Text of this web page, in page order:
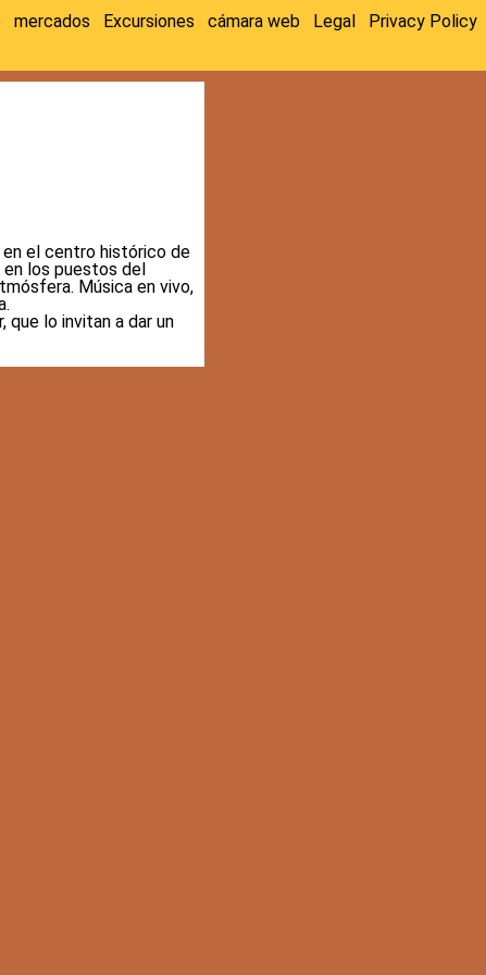
mercados Excursiones cámara web Legal Privacy Policy
el centro histórico de
en los puestos del
Música en vivo,
que lo invitan a dar un